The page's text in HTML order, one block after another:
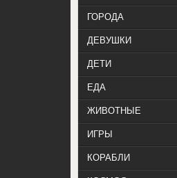
ГОРОДА
ДЕВУШКИ
ДЕТИ
ЕДА
ЖИВОТНЫЕ
ИГРЫ
КОРАБЛИ